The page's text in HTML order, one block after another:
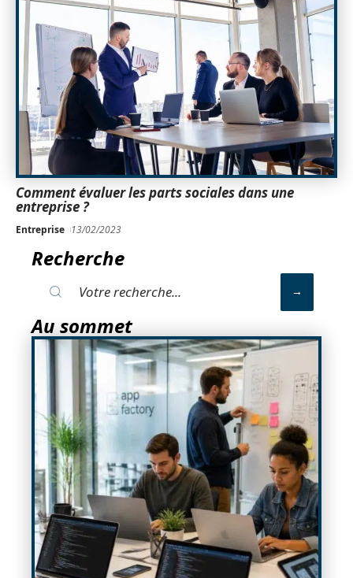
Comment évaluer les parts sociales dans une
entreprise ?
Entreprise 13/02/2023
Recherche
Au sommet